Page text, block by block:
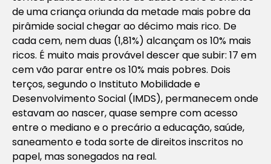
de uma criança oriunda da metade mais pobre da
pirâmide social chegar ao décimo mais rico. De
cada cem, nem duas (1,81%) alcançam os 10% mais
ricos. É muito mais provável descer que subir: 17 em
cem vão parar entre os 10% mais pobres. Dois
terços, segundo o Instituto Mobilidade e
Desenvolvimento Social (IMDS), permanecem onde
estavam ao nascer, quase sempre com acesso
entre o mediano e o precário a educação, saúde,
saneamento e toda sorte de direitos inscritos no
papel, mas sonegados na real.